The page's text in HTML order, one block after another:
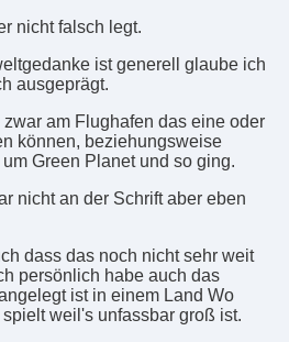
nicht falsch legt.
ist generell glaube ich
ausgeprägt.
am Flughafen das eine oder
können, beziehungsweise
Green Planet und so ging.
nicht an der Schrift aber eben
dass das noch nicht sehr weit
persönlich habe auch das
ist in einem Land Wo
weil's unfassbar groß ist.